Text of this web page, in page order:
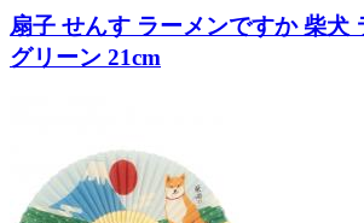
扇子 せんす ラーメンですか 柴犬
グリーン 21cm